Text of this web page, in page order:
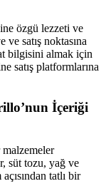
özgü lezzeti ve
satış noktasına
bilgisini almak için
satış platformlarına
İçeriği
süt tozu, yağ ve
tatlı bir